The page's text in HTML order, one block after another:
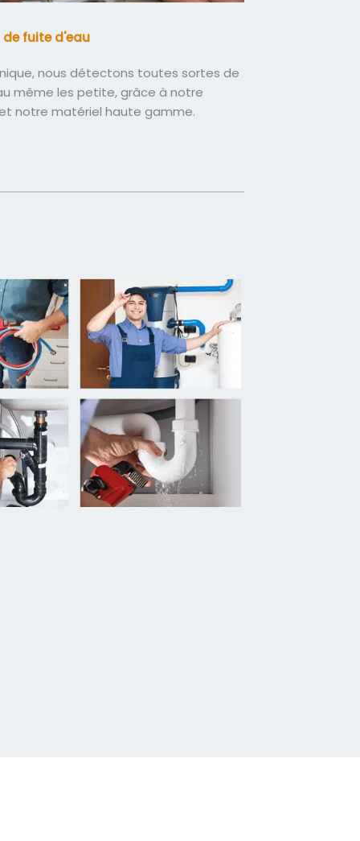
fuite d'eau
nous détectons toutes sortes de
même les petite, grâce à notre
notre matériel haute gamme.